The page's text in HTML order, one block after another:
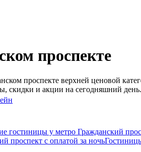
проспекте
проспекте верхней ценовой
скидки и акции на сегодняшний день.
гостиницы у метро Гражданский
проспект с оплатой за ночь